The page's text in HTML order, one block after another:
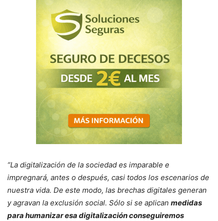
“La digitalización de la sociedad es imparable e
impregnará, antes o después, casi todos los escenarios de
nuestra vida. De este modo, las brechas digitales generan
y agravan la exclusión social. Sólo si se aplican medidas
para humanizar esa digitalización conseguiremos